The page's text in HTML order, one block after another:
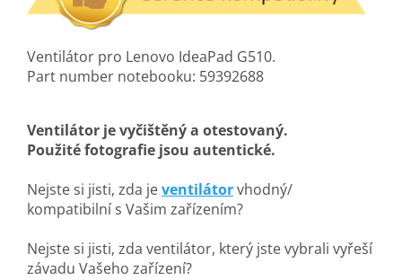
Ventilátor pro Lenovo IdeaPad G510.
Part number notebooku: 59392688
Ventilátor je vyčištěný a otestovaný.
Použité fotografie jsou autentické.
Nejste si jisti, zda jeventilátorvhodný/
kompatibilní s Vašim zařízením?
Nejste si jisti, zda ventilátor, který jste vybrali vyřeší
závadu Vašeho zařízení?